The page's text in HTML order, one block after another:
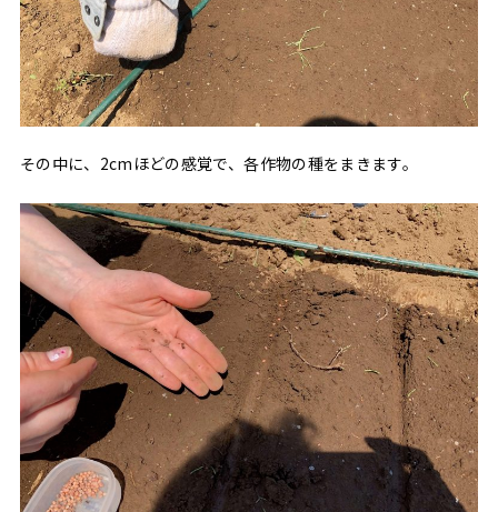
その中に、2cmほどの感覚で、各作物の種をまきます。